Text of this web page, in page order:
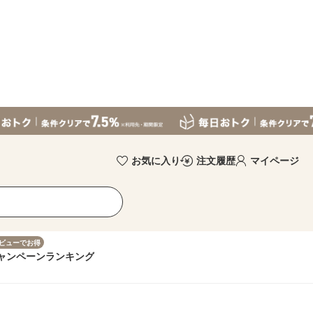
お気に入り 注文履歴 マイページ
ューでお得
ンペーンランキング